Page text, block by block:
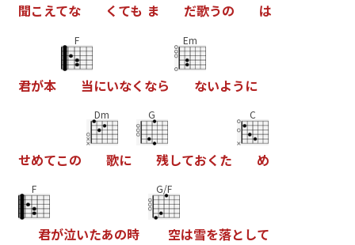
聞こえてな く ても ま だ歌うの は
君が本
F
当にいなく なら
Em
ないよう に
せめてこの
Dm
歌に
G
残しておく た
C
め
F
君が泣いたあの時
G/F
空は雪を落と して